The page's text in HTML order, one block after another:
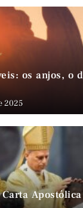
os anjos, o
2025